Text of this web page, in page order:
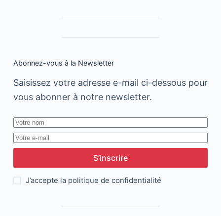
Abonnez-vous à la Newsletter
Saisissez votre adresse e-mail ci-dessous pour
vous abonner à notre newsletter.
S’inscrire
J’accepte la politique de confidentialité